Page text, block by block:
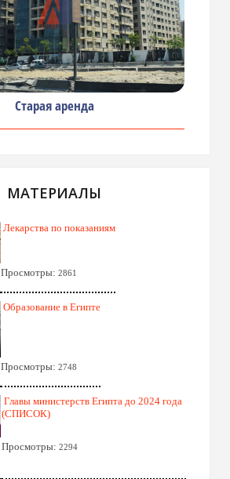
Старая аренда
МАТЕРИАЛЫ
Лекарства по показаниям
Просмотры: 2861
Образование в Египте
Просмотры: 2748
Главы министерств Египта до 2024 года
(СПИСОК)
Просмотры: 2294